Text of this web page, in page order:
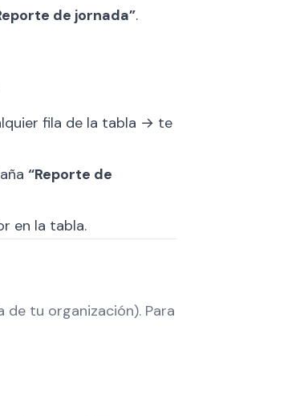
de jornada”.
fila de la tabla → te
“Reporte de
en la tabla.
de tu organización). Para